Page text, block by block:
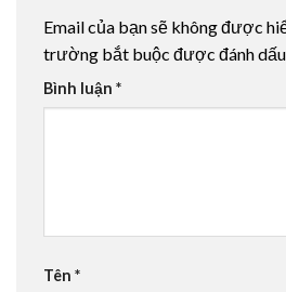
Email của bạn sẽ không được
trường bắt buộc được đánh dấu
Bình luận *
Tên *